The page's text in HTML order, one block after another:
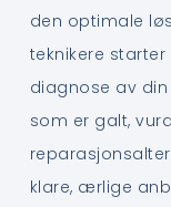
den optimale
teknikere
diagnose av
som er galt,
klare, ærlige